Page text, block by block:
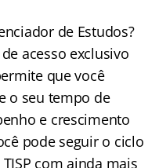
de Estudos?
acesso exclusivo
que você
o seu tempo de
e crescimento
pode seguir o ciclo
com ainda mais